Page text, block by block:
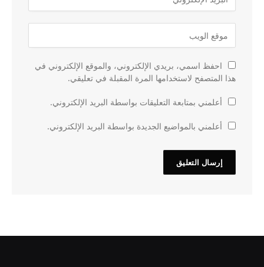
احفظ اسمي، بريدي الإلكتروني، والموقع الإلكتروني في
هذا المتصفح لاستخدامها المرة المقبلة في تعليقي.
أعلمني بمتابعة التعليقات بواسطة البريد الإلكتروني.
أعلمني بالمواضيع الجديدة بواسطة البريد الإلكتروني.